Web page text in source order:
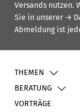
Versands nutzen.
Sie in unserer →
Abmeldung ist
THEMEN
BERATUNG
VORTRÄGE